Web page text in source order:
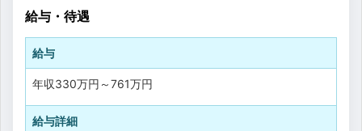
給与・待遇
給与
年収330万円 ～761万円
給与詳細